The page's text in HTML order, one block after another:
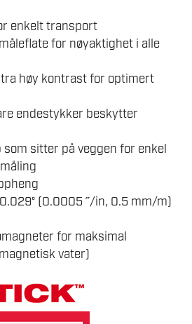
enkelt transport
for nøyaktighet i alle
høy kontrast for optimert
endestykker beskytter
sitter på veggen for enkel
(0.0005 ˝/in, 0.5 mm/m)
for maksimal
vater)